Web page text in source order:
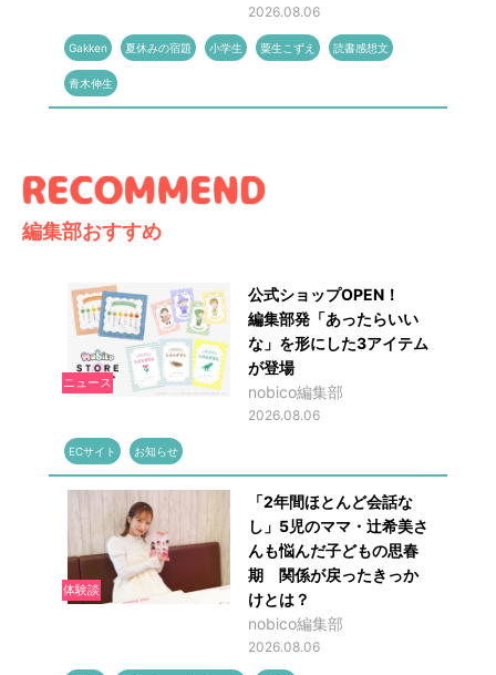
2026.08.06
Gakken 夏休みの宿題 小学生 粟生こずえ 読書感想文
青木伸生
編集部おすすめ
ニュース
公式ショップOPEN！
編集部発「あったらいい
な」を形にした3アイテム
が登場
nobico編集部
2026.08.06
ECサイト お知らせ
体験談
「2年間ほとんど会話な
し」5児のママ・辻希美さ
んも悩んだ子どもの思春
期 関係が戻ったきっか
けとは？
nobico編集部
2026.08.06